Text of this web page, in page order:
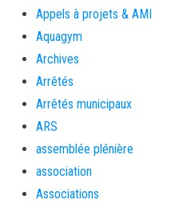
Appels à projets & AMI
Aquagym
Archives
Arrêtés
Arrêtés municipaux
ARS
assemblée plénière
association
Associations